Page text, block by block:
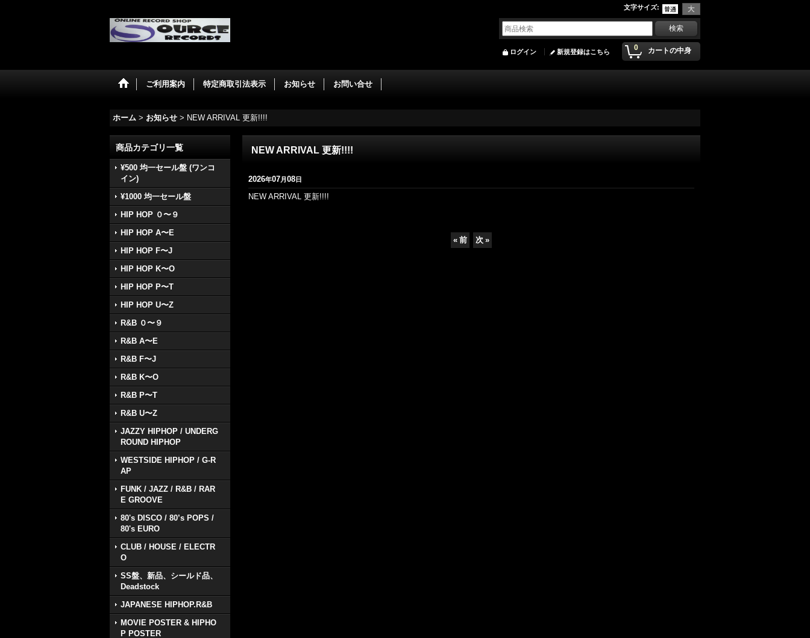
文字サイズ:
0 カートの中身
ログイン 新規登録はこちら
ご利用案内 特定商取引法表示 お知らせ お問い合せ
ホーム > お知らせ > NEW ARRIVAL 更新!!!!
商品カテゴリ一覧
¥500 均一セール盤 (ワンコ
イン)
¥1000 均一セール盤
HIP HOP ０〜９
HIP HOP A〜E
HIP HOP F〜J
HIP HOP K〜O
HIP HOP P〜T
HIP HOP U〜Z
R&B ０〜９
R&B A〜E
R&B F〜J
R&B K〜O
R&B P〜T
R&B U〜Z
JAZZY HIPHOP / UNDERG
ROUND HIPHOP
WESTSIDE HIPHOP / G-R
AP
FUNK / JAZZ / R&B / RAR
E GROOVE
80's DISCO / 80’s POPS /
80's EURO
CLUB / HOUSE / ELECTR
O
SS盤、新品、シールド品、
Deadstock
JAPANESE HIPHOP.R&B
MOVIE POSTER & HIPHO
P POSTER
NEW ARRIVAL 更新!!!!
2026年07月08日
NEW ARRIVAL 更新!!!!
« 前 次 »